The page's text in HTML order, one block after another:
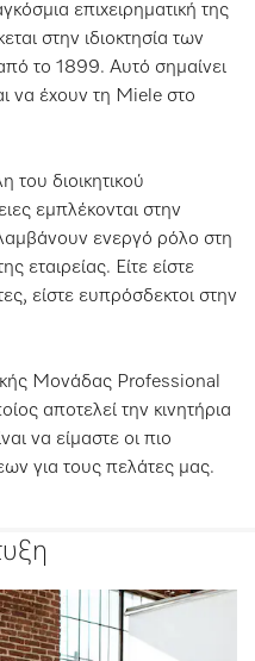
επιχειρηματική της
στην ιδιοκτησία των
το 1899. Αυτό σημαίνει
να έχουν τη Miele στο
του διοικητικού
εμπλέκονται στην
ενεργό ρόλο στη
εταιρείας. Είτε είστε
είστε ευπρόσδεκτοι στην
Μονάδας Professional
αποτελεί την κινητήρια
να είμαστε οι πιο
για τους πελάτες μας.